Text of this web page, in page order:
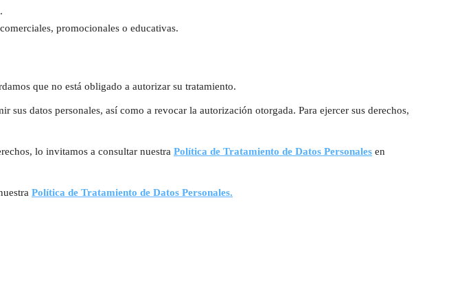
promocionales o educativas.
que no está obligado a autorizar su tratamiento.
datos personales, así como a revocar la autorización otorgada. Para ejercer sus derechos,
lo invitamos a consultar nuestra Política de Tratamiento de Datos Personales en
Política de Tratamiento de Datos Personales.